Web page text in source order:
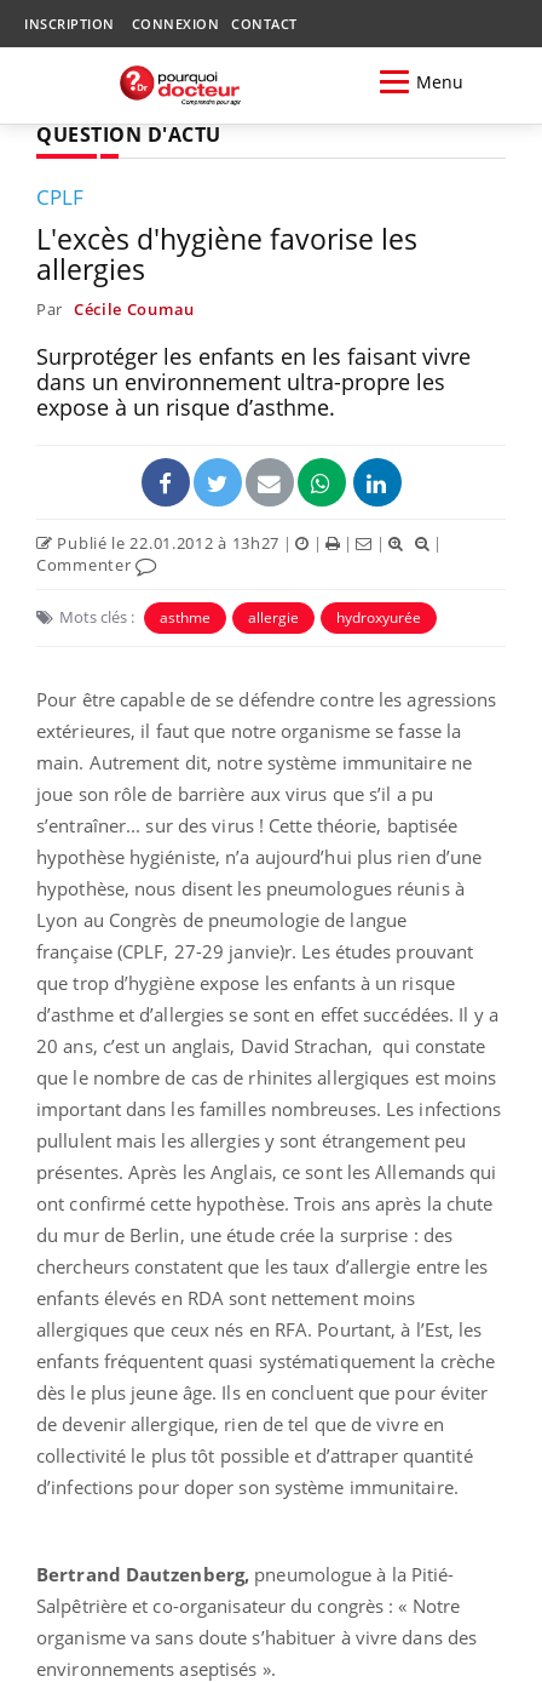
INSCRIPTION CONNEXION CONTACT
Menu
QUESTION D'ACTU
CPLF
L'excès d'hygiène favorise les
allergies
Par Cécile Coumau
Surprotéger les enfants en les faisant vivre
dans un environnement ultra-propre les
expose à un risque d’asthme.
Publié le 22.01.2012 à 13h27 | | | |
|
Commenter
Mots clés : asthme allergie hydroxyurée
Pour être capable de se défendre contre les agressions
extérieures, il faut que notre organisme se fasse la
main. Autrement dit, notre système immunitaire ne
joue son rôle de barrière aux virus que s’il a pu
s’entraîner... sur des virus ! Cette théorie, baptisée
hypothèse hygiéniste, n’a aujourd’hui plus rien d’une
hypothèse, nous disent les pneumologues réunis à
Lyon au Congrès de pneumologie de langue
française (CPLF, 27-29 janvie)r. Les études prouvant
que trop d’hygiène expose les enfants à un risque
d’asthme et d’allergies se sont en effet succédées. Il y a
20 ans, c’est un anglais, David Strachan, qui constate
que le nombre de cas de rhinites allergiques est moins
important dans les familles nombreuses. Les infections
pullulent mais les allergies y sont étrangement peu
présentes. Après les Anglais, ce sont les Allemands qui
ont confirmé cette hypothèse. Trois ans après la chute
du mur de Berlin, une étude crée la surprise : des
chercheurs constatent que les taux d’allergie entre les
enfants élevés en RDA sont nettement moins
allergiques que ceux nés en RFA. Pourtant, à l’Est, les
enfants fréquentent quasi systématiquement la crèche
dès le plus jeune âge. Ils en concluent que pour éviter
de devenir allergique, rien de tel que de vivre en
collectivité le plus tôt possible et d’attraper quantité
d’infections pour doper son système immunitaire.
Bertrand Dautzenberg, pneumologue à la Pitié-
Salpêtrière et co-organisateur du congrès : « Notre
organisme va sans doute s’habituer à vivre dans des
environnements aseptisés ».